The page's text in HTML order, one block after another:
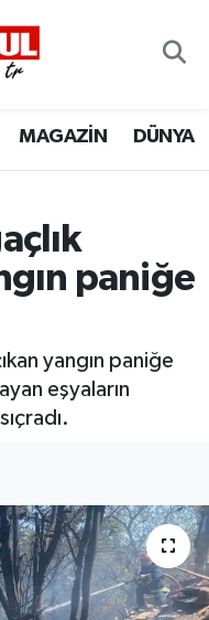
MAGAZİN DÜNYA
paniğe
yangın paniğe
eşyaların
Fikstür